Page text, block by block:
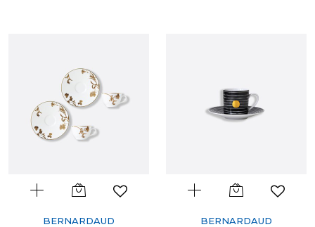
BERNARDAUD BERNARDAUD